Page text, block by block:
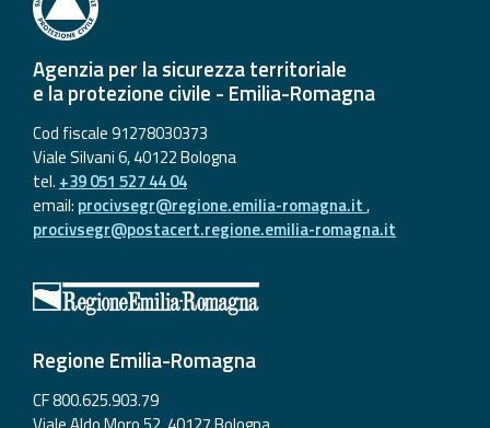
Agenzia per la sicurezza territoriale
e la protezione civile - Emilia-Romagna
Cod fiscale 91278030373
Viale Silvani 6, 40122 Bologna
tel. +39 051 527 44 04
email: procivsegr@regione.emilia-romagna.it,
procivsegr@postacert.regione.emilia-romagna.it
Regione Emilia-Romagna
CF 800.625.903.79